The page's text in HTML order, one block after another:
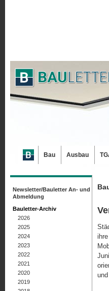
Newsletter/Bauletter An- und
Abmeldung
Bauletter-Archiv
2026
2025
2024
2023
2022
2021
2020
2019
Bau Ausbau